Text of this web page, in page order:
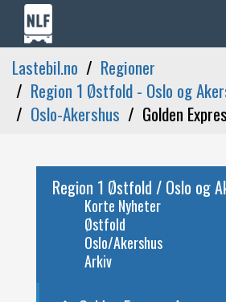
Lastebil.no
Regioner
Region 1 Østfold - Oslo og
Oslo-Akershus
Golden
Region 1 Østfold / Oslo og
Korte Nyheter
Østfold
Oslo/Akershus
Arkiv